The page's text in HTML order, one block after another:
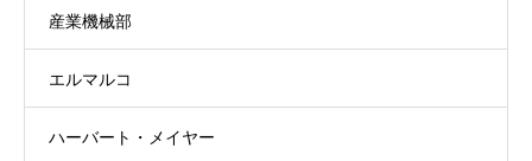
産業機械部
エルマルコ
ハーバート・メイヤー